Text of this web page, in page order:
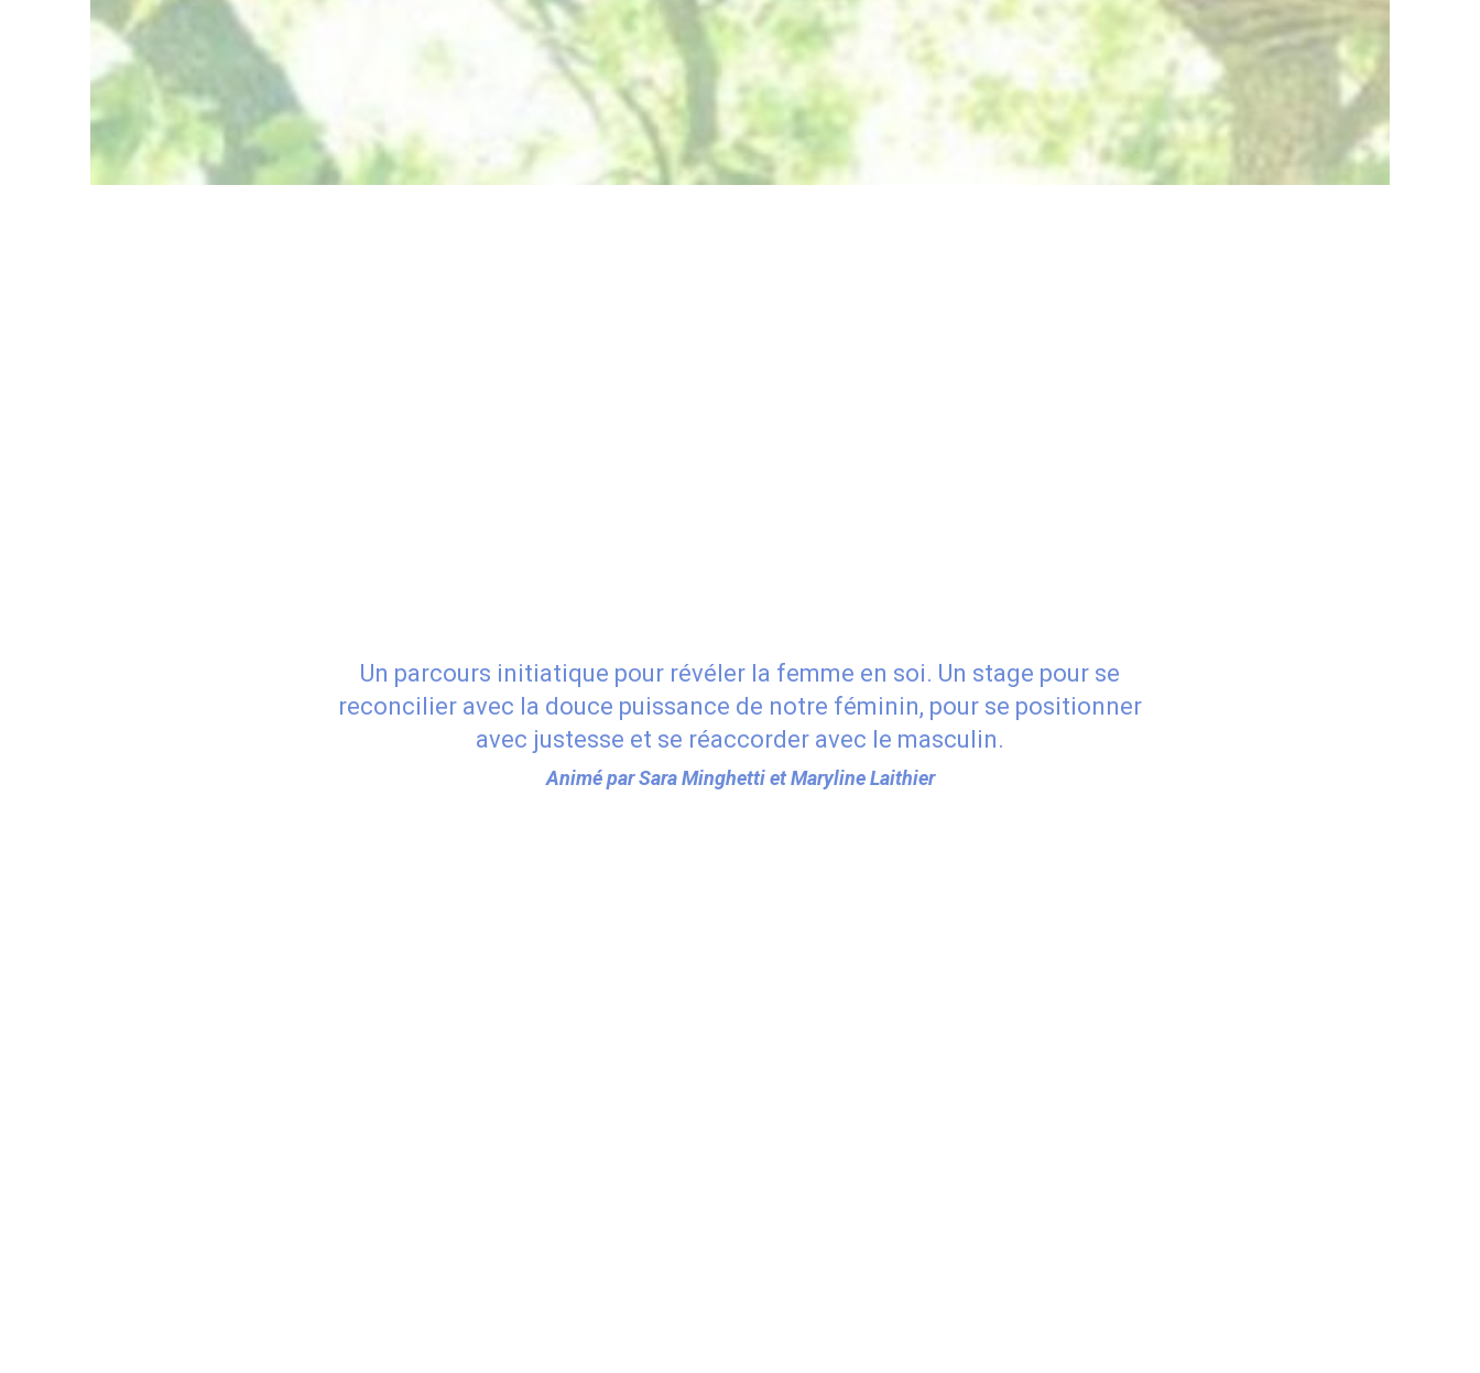
Un parcours initiatique pour révéler la femme en soi. Un stage pour se
reconcilier avec la douce puissance de notre féminin, pour se positionner
avec justesse et se réaccorder avec le masculin.
Animé par Sara Minghetti et Maryline Laithier